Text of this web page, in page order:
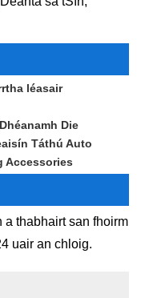
léasair
Die
Táthú Auto
Accessories
a thabhairt san fhoirm
uair an chloig.